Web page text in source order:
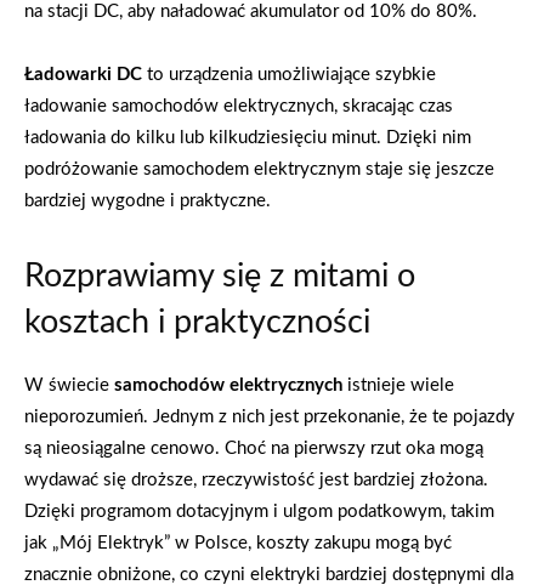
na stacji DC, aby naładować akumulator od 10% do 80%.
Ładowarki DC to urządzenia umożliwiające szybkie
ładowanie samochodów elektrycznych, skracając czas
ładowania do kilku lub kilkudziesięciu minut. Dzięki nim
podróżowanie samochodem elektrycznym staje się jeszcze
bardziej wygodne i praktyczne.
Rozprawiamy się z mitami o
kosztach i praktyczności
W świecie samochodów elektrycznych istnieje wiele
nieporozumień. Jednym z nich jest przekonanie, że te pojazdy
są nieosiągalne cenowo. Choć na pierwszy rzut oka mogą
wydawać się droższe, rzeczywistość jest bardziej złożona.
Dzięki programom dotacyjnym i ulgom podatkowym, takim
jak „Mój Elektryk” w Polsce, koszty zakupu mogą być
znacznie obniżone, co czyni elektryki bardziej dostępnymi dla